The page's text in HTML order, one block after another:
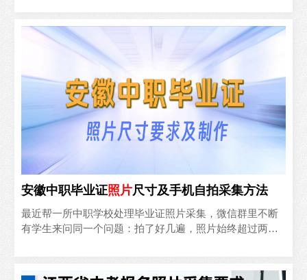
安徽中职毕业证照片尺寸及手机自拍采集方法
最近帮一所中职学校处理毕业证照片采集，微信群里不断
有学生来问同一个问题：拍了好几遍，照片始终超过两百